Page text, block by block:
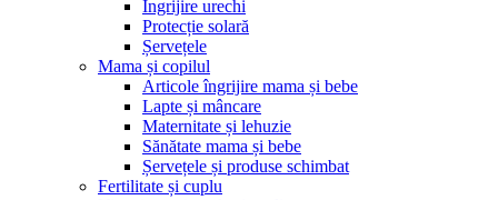
Îngrijire urechi
Protecție solară
Șervețele
Mama și copilul
Articole îngrijire mama și bebe
Lapte și mâncare
Maternitate și lehuzie
Sănătate mama și bebe
Șervețele și produse schimbat
Fertilitate și cuplu